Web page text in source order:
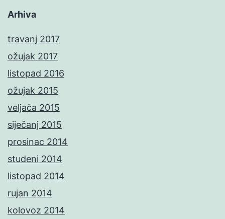
Arhiva
travanj 2017
ožujak 2017
listopad 2016
ožujak 2015
veljača 2015
siječanj 2015
prosinac 2014
studeni 2014
listopad 2014
rujan 2014
kolovoz 2014